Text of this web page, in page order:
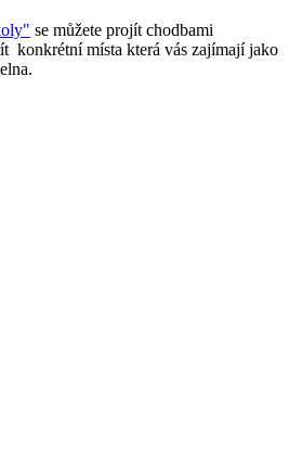
se můžete projít chodbami
konkrétní místa která vás zajímají jako